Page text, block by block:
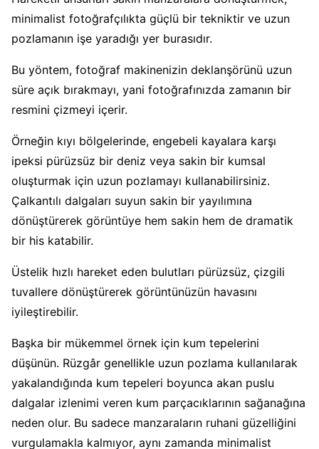
minimalist fotoğrafçılıkta güçlü bir tekniktir ve uzun
pozlamanın işe yaradığı yer burasıdır.
Bu yöntem, fotoğraf makinenizin deklanşörünü uzun
süre açık bırakmayı, yani fotoğrafınızda zamanın bir
resmini çizmeyi içerir.
Örneğin kıyı bölgelerinde, engebeli kayalara karşı
ipeksi pürüzsüz bir deniz veya sakin bir kumsal
oluşturmak için uzun pozlamayı kullanabilirsiniz.
Çalkantılı dalgaları suyun sakin bir yayılımına
dönüştürerek görüntüye hem sakin hem de dramatik
bir his katabilir.
Üstelik hızlı hareket eden bulutları pürüzsüz, çizgili
tuvallere dönüştürerek görüntünüzün havasını
iyileştirebilir.
Başka bir mükemmel örnek için kum tepelerini
düşünün. Rüzgâr genellikle uzun pozlama kullanılarak
yakalandığında kum tepeleri boyunca akan puslu
dalgalar izlenimi veren kum parçacıklarının sağanağına
neden olur. Bu sadece manzaraların ruhani güzelliğini
vurgulamakla kalmıyor, aynı zamanda minimalist